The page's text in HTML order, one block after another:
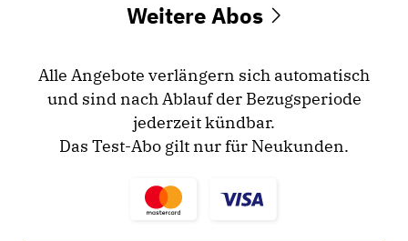
Weitere Abos
Alle Angebote verlängern sich automatisch
und sind nach Ablauf der Bezugsperiode
jederzeit kündbar.
Das Test-Abo gilt nur für Neukunden.